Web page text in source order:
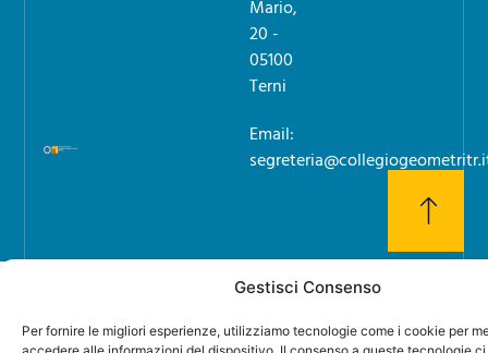
Gestisci Consenso
Per fornire le migliori esperienze, utilizziamo tecnologie come i cookie per
Mario,
20 -
05100
Terni
Email: